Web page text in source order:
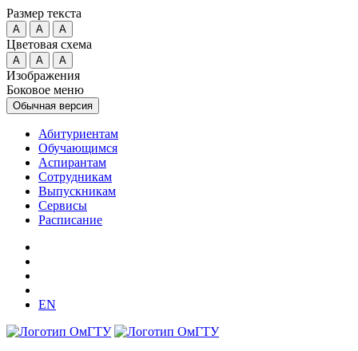
Размер текста
A A A
Цветовая схема
A A A
Изображения
Боковое меню
Обычная версия
Абитуриентам
Обучающимся
Аспирантам
Сотрудникам
Выпускникам
Сервисы
Расписание
EN